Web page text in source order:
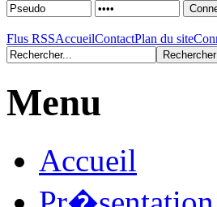
Flus RSSAccueilContactPlan du site
Menu
Accueil